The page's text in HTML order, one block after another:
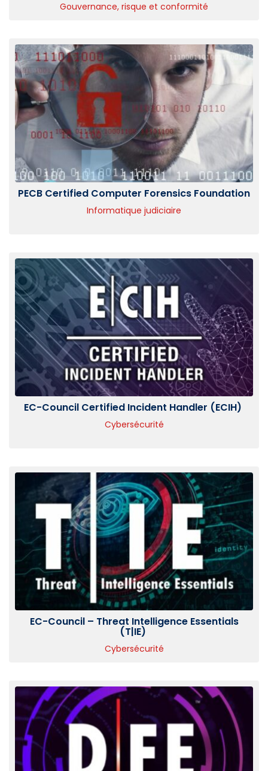
Gouvernance, risque et conformité
PECB Certified Computer Forensics Foundation
Informatique judiciaire
EC-Council Certified Incident Handler (ECIH)
Cybersécurité
EC-Council – Threat Intelligence Essentials
(T|IE)
Cybersécurité